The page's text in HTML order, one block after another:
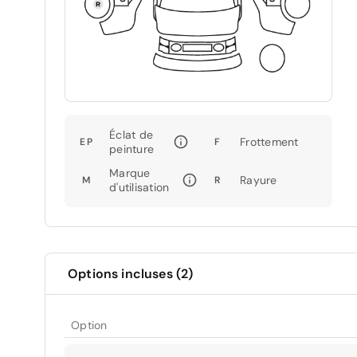
EP
Éclat de
peinture
F Frottement
M
Marque
d'utilisation
R Rayure
Options incluses (2)
Option